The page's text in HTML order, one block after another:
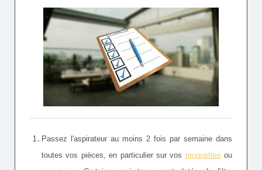
Passez l'aspirateur au moins 2 fois par semaine dans
toutes vos pièces, en particulier sur vos moquettes ou